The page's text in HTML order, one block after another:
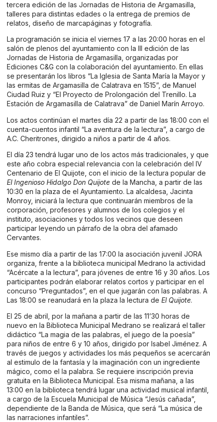
tercera edición de las Jornadas de Historia de Argamasilla,
talleres para distintas edades o la entrega de premios de
relatos, diseño de marcapáginas y fotografía.
La programación se inicia el viernes 17 a las 20:00 horas en el
salón de plenos del ayuntamiento con la III edición de las
Jornadas de Historia de Argamasilla, organizadas por
Ediciones C&G con la colaboración del ayuntamiento. En ellas
se presentarán los libros “La Iglesia de Santa María la Mayor y
las ermitas de Argamasilla de Calatrava en 1515”, de Manuel
Ciudad Ruiz y “El Proyecto de Prolongación del Trenillo. La
Estación de Argamasilla de Calatrava” de Daniel Marín Arroyo.
Los actos continúan el martes día 22 a partir de las 18:00 con el
cuenta-cuentos infantil “La aventura de la lectura”, a cargo de
A.C. Cheritrones, dirigido a niños a partir de 4 años.
El día 23 tendrá lugar uno de los actos más tradicionales, y que
este año cobra especial relevancia con la celebración del IV
Centenario de El Quijote, con el inicio de la lectura popular de
El Ingenioso Hidalgo Don Quijote de la Mancha, a partir de las
10:30 en la plaza de el Ayuntamiento. La alcaldesa, Jacinta
Monroy, iniciará la lectura que continuarán miembros de la
corporación, profesores y alumnos de los colegios y el
instituto, asociaciones y todos los vecinos que deseen
participar leyendo un párrafo de la obra del afamado
Cervantes.
Ese mismo día a partir de las 17:00 la asociación juvenil JORA
organiza, frente a la biblioteca municipal Medrano la actividad
“Acércate a la lectura”, para jóvenes de entre 16 y 30 años. Los
participantes podrán elaborar relatos cortos y participar en el
concurso “Preguntados”, en el que jugarán con las palabras. A
Las 18:00 se reanudará en la plaza la lectura de El Quijote.
El 25 de abril, por la mañana a partir de las 11’30 horas de
nuevo en la Biblioteca Municipal Medrano se realizará el taller
didáctico “La magia de las palabras, el juego de la poesía”
para niños de entre 6 y 10 años, dirigido por Isabel Jiménez. A
través de juegos y actividades los más pequeños se acercarán
al estimulo de la fantasía y la imaginación con un ingrediente
mágico, como el la palabra. Se requiere inscripción previa
gratuita en la Biblioteca Municipal. Esa misma mañana, a las
13:00 en la biblioteca tendrá lugar una actividad musical infantil,
a cargo de la Escuela Municipal de Música “Jesús cañada”,
dependiente de la Banda de Música, que será “La música de
las narraciones infantiles”.